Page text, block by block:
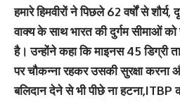
हमारे हिमवीरों ने पिछले 62 वर्षों से
वाक्य के साथ भारत की दुर्गम सीमाओं
है। उन्होंने कहा कि माइनस 45 डिग्री
पर चौकन्ना रहकर उसकी सुरक्षा करना
बलिदान देने से भी पीछे ना हटना,ITBP